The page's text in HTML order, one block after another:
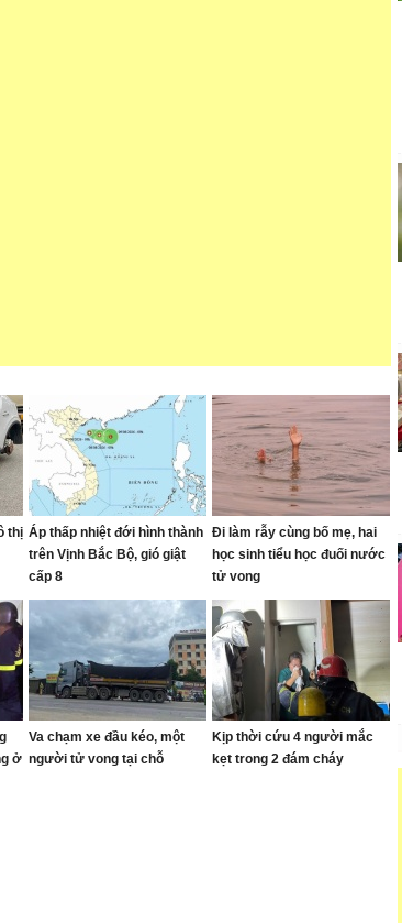
thị Áp thấp nhiệt đới hình thành
trên Vịnh Bắc Bộ, gió giật
cấp 8
Đi làm rẫy cùng bố mẹ, hai
học sinh tiểu học đuối nước
tử vong
ở
Va chạm xe đầu kéo, một
người tử vong tại chỗ
Kịp thời cứu 4 người mắc
kẹt trong 2 đám cháy